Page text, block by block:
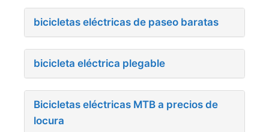
bicicletas eléctricas de paseo baratas
bicicleta eléctrica plegable
Bicicletas eléctricas MTB a precios de
locura